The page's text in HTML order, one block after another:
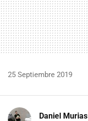
25 Septiembre 2019
Daniel Murias